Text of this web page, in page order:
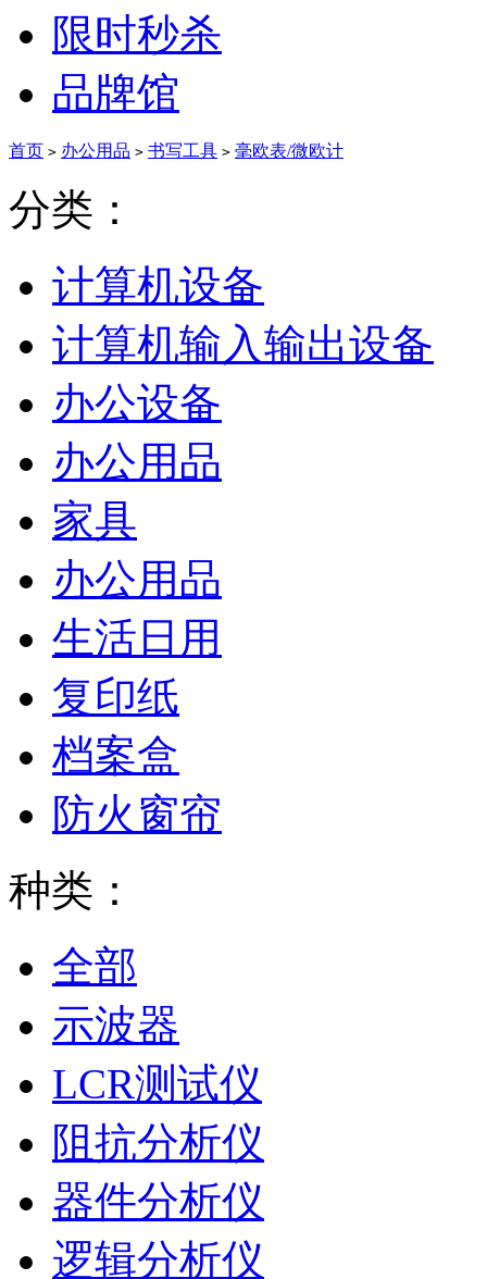
限时秒杀
品牌馆
首页 > 办公用品 > 书写工具 > 毫欧表/微欧计
分类：
计算机设备
计算机输入输出设备
办公设备
办公用品
家具
办公用品
生活日用
复印纸
档案盒
防火窗帘
种类：
全部
示波器
LCR测试仪
阻抗分析仪
器件分析仪
逻辑分析仪